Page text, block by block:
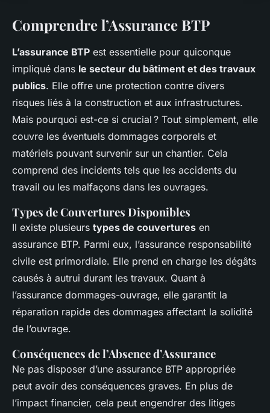
Comprendre l’Assurance BTP
L’assurance BTP est essentielle pour quiconque
impliqué dans le secteur du bâtiment et des travaux
publics. Elle offre une protection contre divers
risques liés à la construction et aux infrastructures.
Mais pourquoi est-ce si crucial ? Tout simplement, elle
couvre les éventuels dommages corporels et
matériels pouvant survenir sur un chantier. Cela
comprend des incidents tels que les accidents du
travail ou les malfaçons dans les ouvrages.
Types de Couvertures Disponibles
Il existe plusieurs types de couvertures en
assurance BTP. Parmi eux, l’assurance responsabilité
civile est primordiale. Elle prend en charge les dégâts
causés à autrui durant les travaux. Quant à
l’assurance dommages-ouvrage, elle garantit la
réparation rapide des dommages affectant la solidité
de l’ouvrage.
Conséquences de l’Absence d’Assurance
Ne pas disposer d’une assurance BTP appropriée
peut avoir des conséquences graves. En plus de
l’impact financier, cela peut engendrer des litiges